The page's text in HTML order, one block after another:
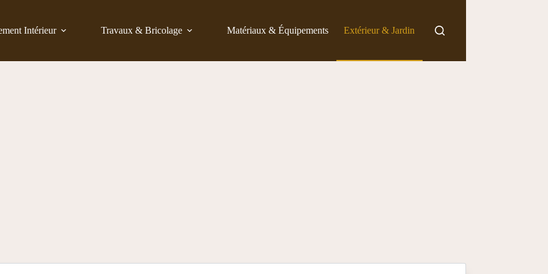
Intérieur Travaux & Bricolage Matériaux & Équipements Extérieur & Jardin